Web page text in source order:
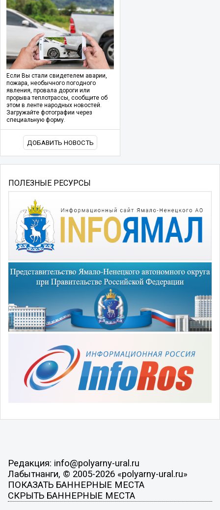
Если Вы стали свидетелем аварии,
пожара, необычного погодного
явления, провала дороги или
прорыва теплотрассы, сообщите об
этом в ленте народных новостей.
Загружайте фотографии через
специальную форму.
ДОБАВИТЬ НОВОСТЬ
ПОЛЕЗНЫЕ РЕСУРСЫ
Редакция: info@polyarny-ural.ru
Лабытнанги, © 2005-2026 «polyarny-ural.ru»
ПОКАЗАТЬ БАННЕРНЫЕ МЕСТА
СКРЫТЬ БАННЕРНЫЕ МЕСТА